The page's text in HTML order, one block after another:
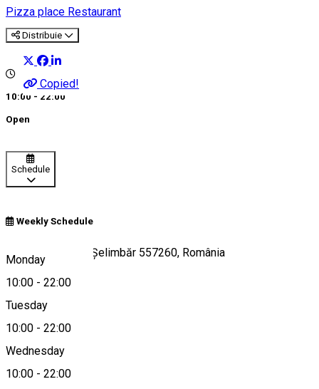
Pizza place Restaurant
Distribuie
Copied!
10:00 - 22:00
Open
Schedule
Weekly Schedule
Monday
10:00 - 22:00
Tuesday
10:00 - 22:00
Wednesday
10:00 - 22:00
Strada Sibiului 5, Șelimbăr 557260, România
Map